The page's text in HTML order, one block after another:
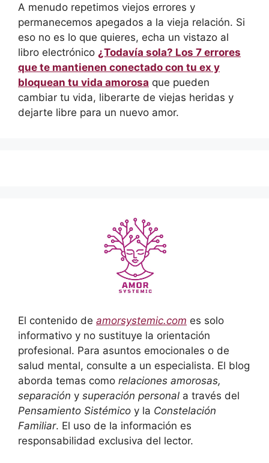
A menudo repetimos viejos errores y
permanecemos apegados a la vieja relación. Si
eso no es lo que quieres, echa un vistazo al
libro electrónico ¿Todavía sola? Los 7 errores
que te mantienen conectado con tu ex y
bloquean tu vida amorosa que pueden
cambiar tu vida, liberarte de viejas heridas y
dejarte libre para un nuevo amor.
El contenido de amorsystemic.com es solo
informativo y no sustituye la orientación
profesional. Para asuntos emocionales o de
salud mental, consulte a un especialista. El blog
aborda temas como relaciones amorosas,
separación y superación personal a través del
Pensamiento Sistémico y la Constelación
Familiar. El uso de la información es
responsabilidad exclusiva del lector.